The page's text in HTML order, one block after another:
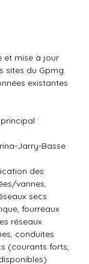
et mise à jour
sites du Gpmg.
existantes
:
Jarry-Basse
des
vannes,
secs
fourreaux
réseaux
conduites
(courants forts,